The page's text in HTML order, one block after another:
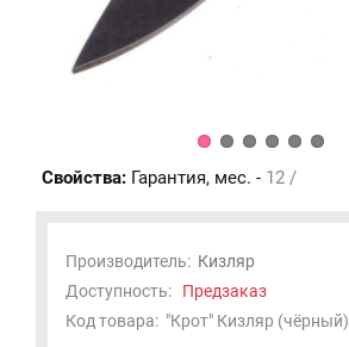
Свойства: Гарантия, мес. - 12 /
Производитель: Кизляр
Доступность: Предзаказ
Код товара: "Крот" Кизляр (чёрный)